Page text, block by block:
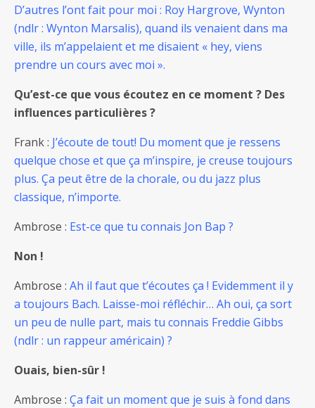
D’autres l’ont fait pour moi : Roy Hargrove, Wynton
(ndlr : Wynton Marsalis), quand ils venaient dans ma
ville, ils m’appelaient et me disaient « hey, viens
prendre un cours avec moi ».
Qu’est-ce que vous écoutez en ce moment ? Des
influences particulières ?
Frank : J’écoute de tout! Du moment que je ressens
quelque chose et que ça m’inspire, je creuse toujours
plus. Ça peut être de la chorale, ou du jazz plus
classique, n’importe.
Ambrose : Est-ce que tu connais Jon Bap ?
Non !
Ambrose : Ah il faut que t’écoutes ça ! Evidemment il y
a toujours Bach. Laisse-moi réfléchir… Ah oui, ça sort
un peu de nulle part, mais tu connais Freddie Gibbs
(ndlr : un rappeur américain) ?
Ouais, bien-sûr !
Ambrose : Ça fait un moment que je suis à fond dans